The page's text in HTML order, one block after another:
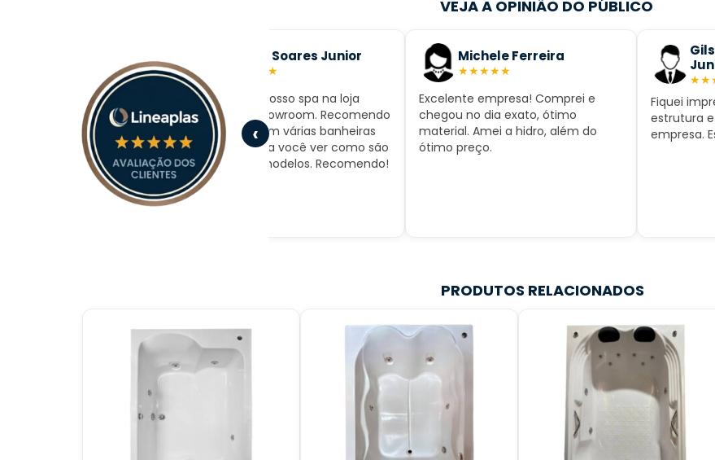
VEJA A OPINIÃO DO PÚBLICO
‹
★★★★
Compramos nosso spa na loja
onde fica o showroom. Recomendo
o local, pois tem várias banheiras
montadas para você ver como são
as marcas e modelos. Recomendo!
Michele Ferreira
Excelente empresa! Comprei e
chegou no dia exato, ótimo
material. Amei a hidro, além do
ótimo preço.
Gilson da Silva Ramalho
Junior
Fiquei impressionado com a
estrutura e organização da
empresa. Estão de parabéns!
PRODUTOS RELACIONADOS